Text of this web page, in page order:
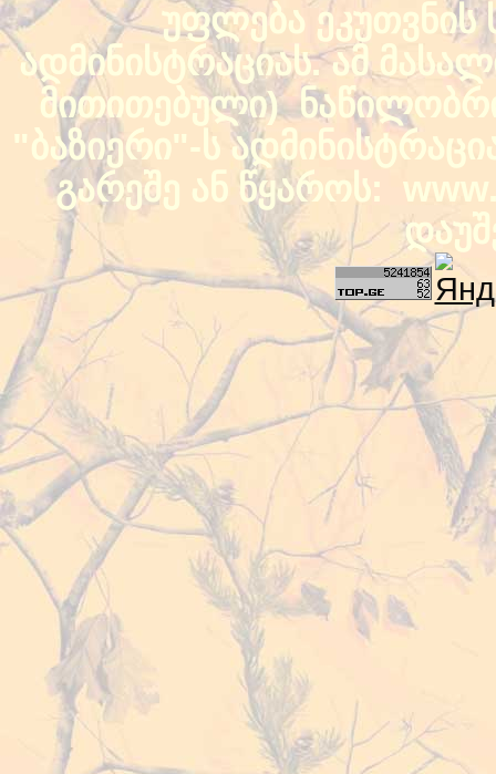
უფლება ეკუთვნის
ადმინისტრაციას. ამ
მითითებული)
"ბაზიერი"-ს
გარეშე ან წყაროს: